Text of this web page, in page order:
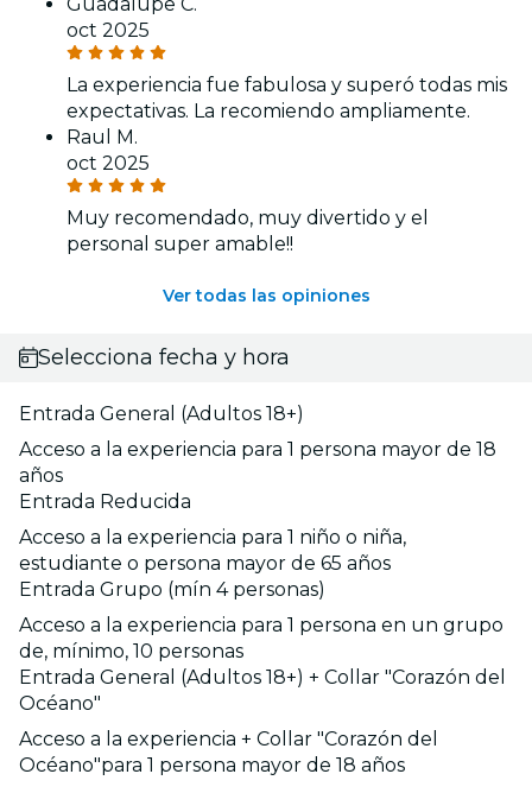
oct 2025
La experiencia fue fabulosa y superó todas mis
expectativas. La recomiendo ampliamente.
Raul M.
oct 2025
Muy recomendado, muy divertido y el
personal super amable!!
Ver todas las opiniones
Selecciona fecha y hora
Entrada General (Adultos 18+)
Acceso a la experiencia para 1 persona mayor de 18
años
Entrada Reducida
Acceso a la experiencia para 1 niño o niña,
estudiante o persona mayor de 65 años
Entrada Grupo (mín 4 personas)
Acceso a la experiencia para 1 persona en un grupo
de, mínimo, 10 personas
Entrada General (Adultos 18+) + Collar "Corazón del
Océano"
Acceso a la experiencia + Collar "Corazón del
Océano"para 1 persona mayor de 18 años